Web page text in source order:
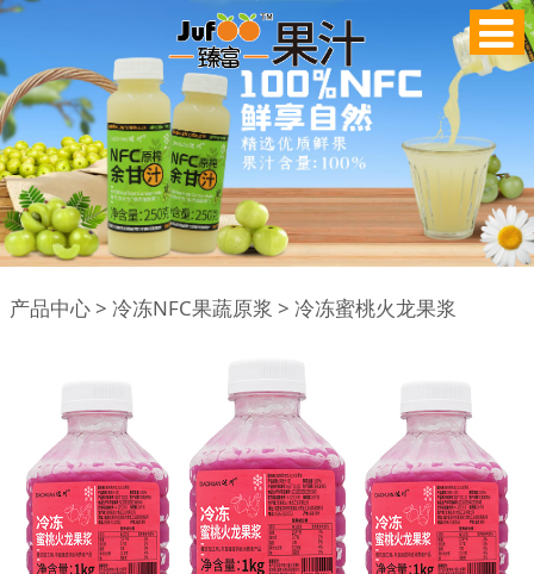
冷冻蜜桃火龙果浆
产品中心>冷冻NFC果蔬原浆 >冷冻蜜桃火龙果浆